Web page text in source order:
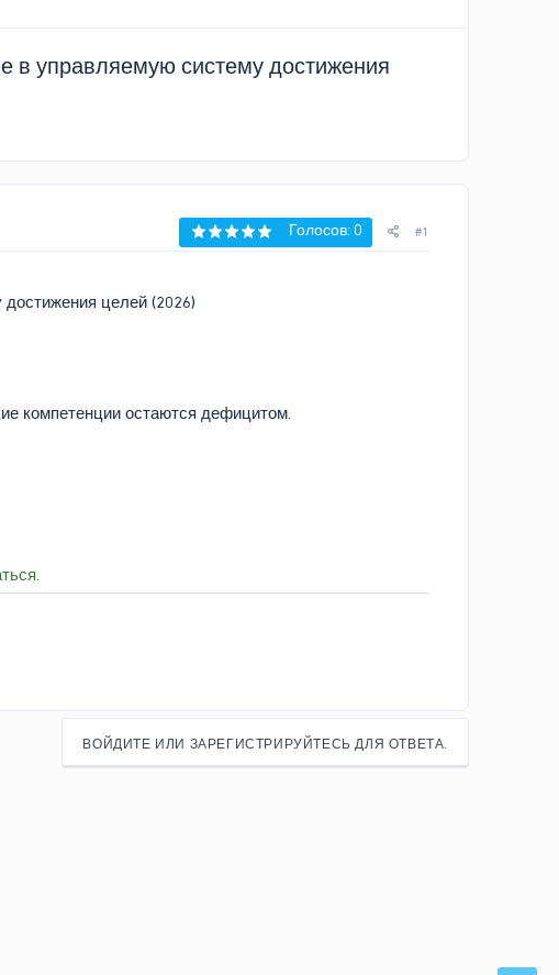
в управляемую систему достижения
Голосов: 0 #1
целей (2026)
компетенции остаются дефицитом.
.
ВОЙДИТЕ ИЛИ ЗАРЕГИСТРИРУЙТЕСЬ ДЛЯ ОТВЕТА.